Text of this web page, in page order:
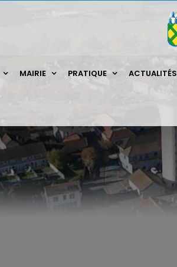
MAIRIE PRATIQUE ACTUALITÉS